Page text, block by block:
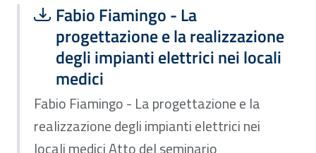
Scarica file:
Fabio Fiamingo - La
progettazione e la realizzazione
degli impianti elettrici nei locali
medici
Formato PDF — Dimensione 954.38 kB
Fabio Fiamingo - La progettazione e la
realizzazione degli impianti elettrici nei
locali medici Atto del seminario